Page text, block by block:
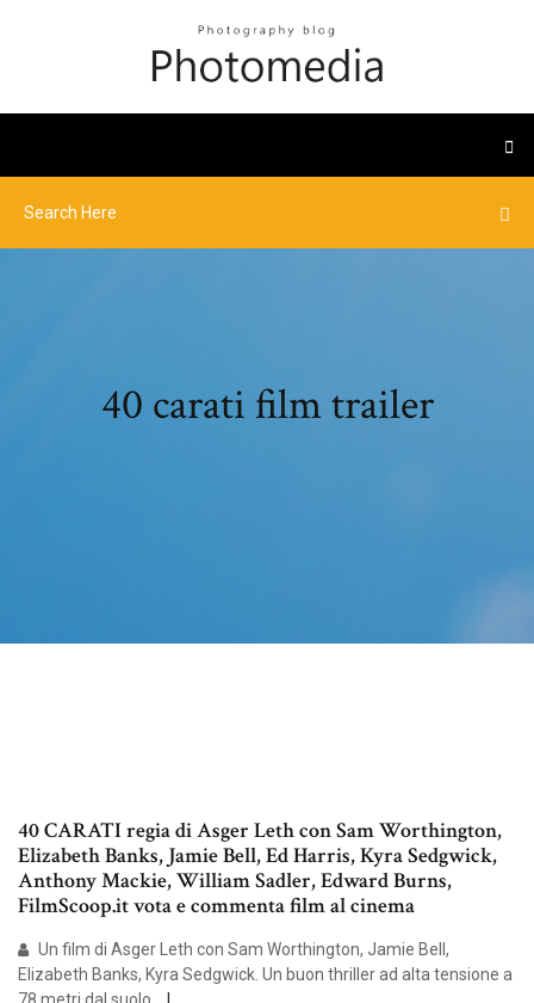
40 carati film trailer
40 CARATI regia di Asger Leth con Sam Worthington,
Elizabeth Banks, Jamie Bell, Ed Harris, Kyra Sedgwick,
Anthony Mackie, William Sadler, Edward Burns,
FilmScoop.it vota e commenta film al cinema
Un film di Asger Leth con Sam Worthington, Jamie Bell,
Elizabeth Banks, Kyra Sedgwick. Un buon thriller ad alta tensione a